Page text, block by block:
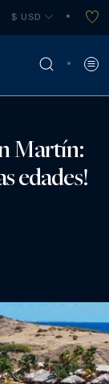
$ USD
Martín:
edades!